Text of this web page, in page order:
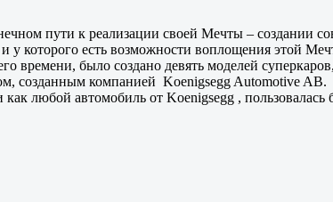
пути к реализации своей Мечты – создании
и у которого есть возможности воплощения этой
времени, было создано девять моделей
созданным компанией Koenigsegg Automotive AB.
любой автомобиль от Koenigsegg ,